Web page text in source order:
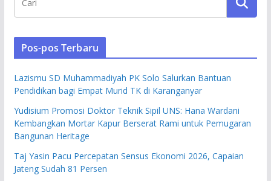
Pos-pos Terbaru
Lazismu SD Muhammadiyah PK Solo Salurkan Bantuan
Pendidikan bagi Empat Murid TK di Karanganyar
Yudisium Promosi Doktor Teknik Sipil UNS: Hana Wardani
Kembangkan Mortar Kapur Berserat Rami untuk Pemugaran
Bangunan Heritage
Taj Yasin Pacu Percepatan Sensus Ekonomi 2026, Capaian
Jateng Sudah 81 Persen